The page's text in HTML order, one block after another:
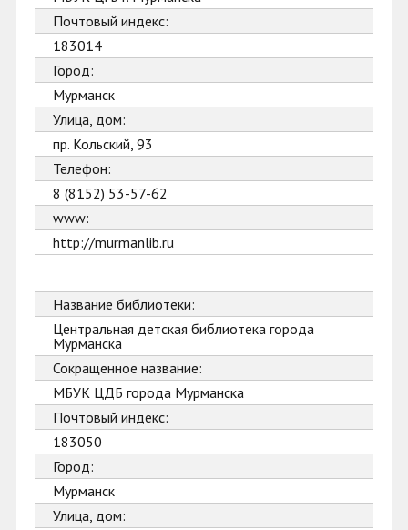
Почтовый индекс:
183014
Город:
Мурманск
Улица, дом:
пр. Кольский, 93
Телефон:
8 (8152) 53-57-62
www:
http://murmanlib.ru
Название библиотеки:
Центральная детская библиотека города
Мурманска
Сокращенное название:
МБУК ЦДБ города Мурманска
Почтовый индекс:
183050
Город:
Мурманск
Улица, дом: